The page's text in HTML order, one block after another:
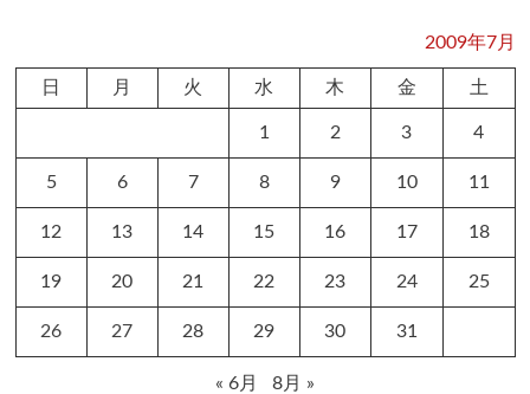
2009年7月
日 月 火 水 木 金 土
1 2 3 4
5 6 7 8 9 10 11
12 13 14 15 16 17 18
19 20 21 22 23 24 25
26 27 28 29 30 31
« 6月 8月 »